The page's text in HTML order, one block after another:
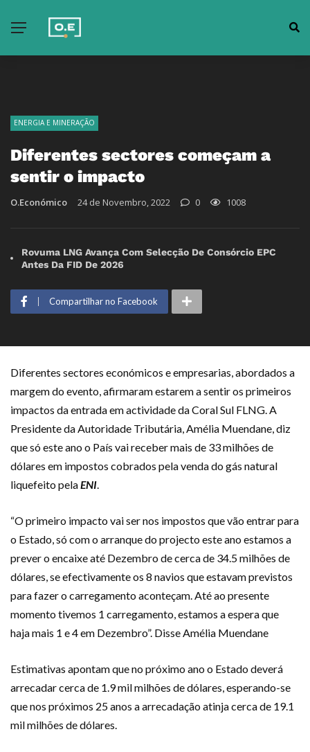
ENERGIA E MINERAÇÃO
Diferentes sectores começam a
sentir o impacto
O.Económico 24 de Novembro, 2022 0 1008
Rovuma LNG Avança Com Selecção De Consórcio EPC
Antes Da FID De 2026
Compartilhar no Facebook
Diferentes sectores económicos e empresarias, abordados a
margem do evento, afirmaram estarem a sentir os primeiros
impactos da entrada em actividade da Coral Sul FLNG. A
Presidente da Autoridade Tributária, Amélia Muendane, diz
que só este ano o País vai receber mais de 33 milhões de
dólares em impostos cobrados pela venda do gás natural
liquefeito pelaENI.
“O primeiro impacto vai ser nos impostos que vão entrar para
o Estado, só com o arranque do projecto este ano estamos a
prever o encaixe até Dezembro de cerca de 34.5 milhões de
dólares, se efectivamente os 8 navios que estavam previstos
para fazer o carregamento aconteçam. Até ao presente
momento tivemos 1 carregamento, estamos a espera que
haja mais 1 e 4 em Dezembro”. Disse Amélia Muendane
Estimativas apontam que no próximo ano o Estado deverá
arrecadar cerca de 1.9 mil milhões de dólares, esperando-se
que nos próximos 25 anos a arrecadação atinja cerca de 19.1
mil milhões de dólares.